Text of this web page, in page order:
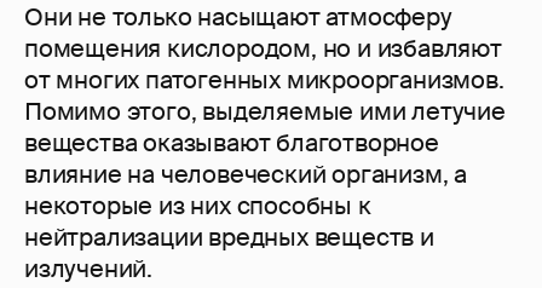
Они не только насыщают атмосферу
помещения кислородом, но и избавляют
от многих патогенных микроорганизмов.
Помимо этого, выделяемые ими летучие
вещества оказывают благотворное
влияние на человеческий организм, а
некоторые из них способны к
нейтрализации вредных веществ и
излучений.